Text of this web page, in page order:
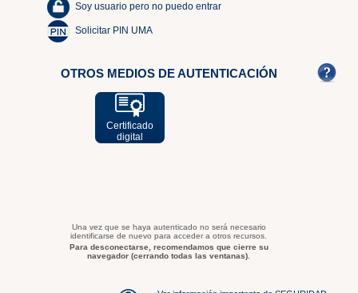
Soy usuario pero no puedo entrar
Solicitar PIN UMA
OTROS MEDIOS DE AUTENTICACIÓN
Certificado
digital
Una vez que se haya autenticado no será necesario
identificarse de nuevo para acceder a otros recursos.
Para desconectarse, recomendamos que cierre su
navegador (cerrando todas las ventanas).